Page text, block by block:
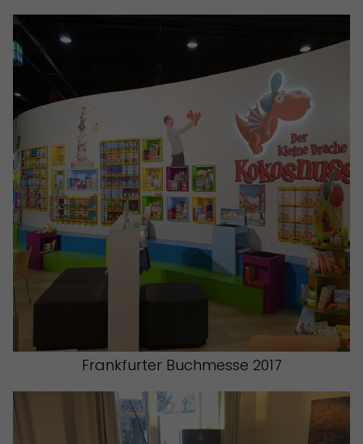
Frankfurter Buchmesse 2017